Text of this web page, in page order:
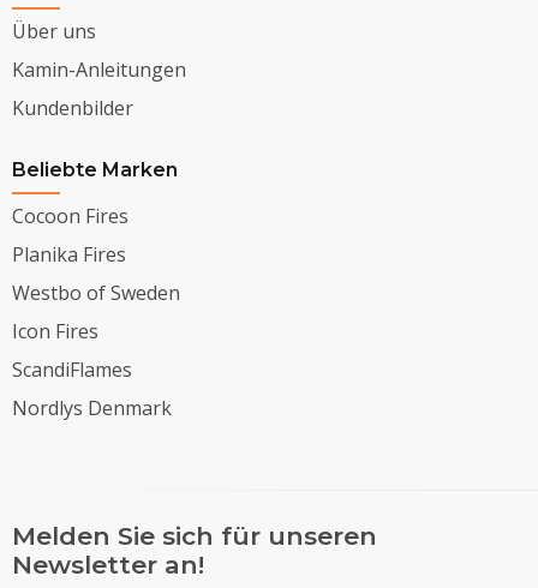
Über uns
Kamin-Anleitungen
Kundenbilder
Beliebte Marken
Cocoon Fires
Planika Fires
Westbo of Sweden
Icon Fires
ScandiFlames
Nordlys Denmark
Melden Sie sich für unseren
Newsletter an!